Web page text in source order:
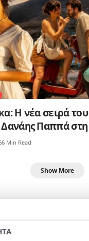
Η νέα σειρά
Δανάης Παππά
6 Min Read
Show More